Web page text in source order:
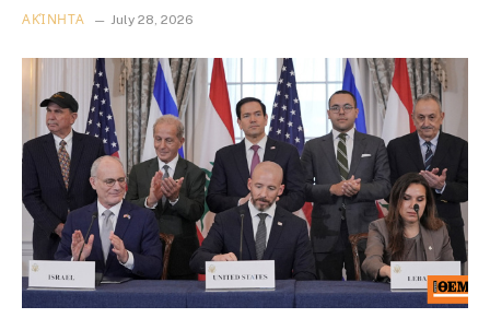
ΑΚΊΝΗΤΑ July 28, 2026